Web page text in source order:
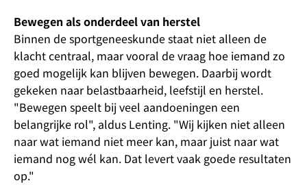
Bewegen als onderdeel van herstel
Binnen de sportgeneeskunde staat niet alleen de
klacht centraal, maar vooral de vraag hoe iemand zo
goed mogelijk kan blijven bewegen. Daarbij wordt
gekeken naar belastbaarheid, leefstijl en herstel.
"Bewegen speelt bij veel aandoeningen een
belangrijke rol", aldus Lenting. "Wij kijken niet alleen
naar wat iemand niet meer kan, maar juist naar wat
iemand nog wél kan. Dat levert vaak goede resultaten
op."